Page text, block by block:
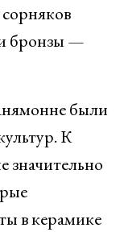
бронзы —
были
К
значительно
в керамике